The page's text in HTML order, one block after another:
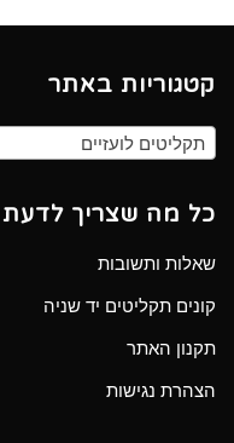
קטגוריות באתר
תקליטים לועזיים
כל מה שצריך לדעת
שאלות ותשובות
קונים תקליטים יד שניה
תקנון האתר
הצהרת נגישות